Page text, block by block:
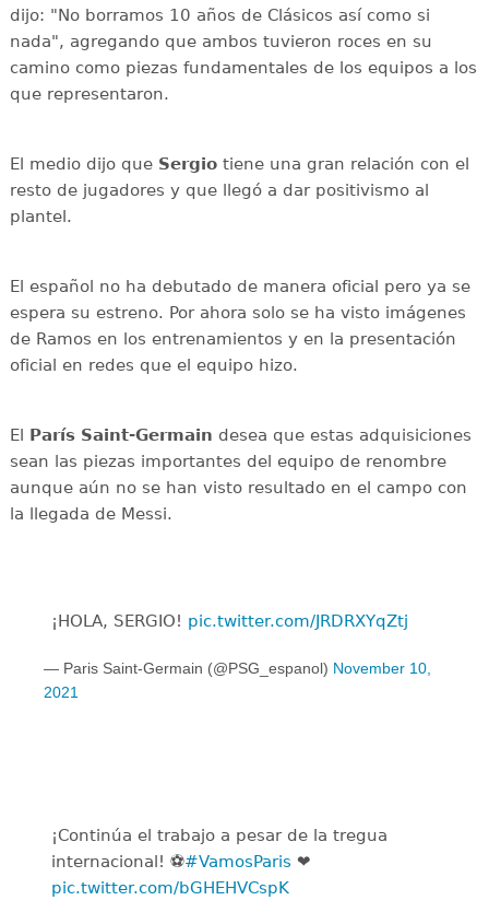
dijo: "No borramos 10 años de Clásicos así como si
nada", agregando que ambos tuvieron roces en su
camino como piezas fundamentales de los equipos a los
que representaron.
El medio dijo queSergiotiene una gran relación con el
resto de jugadores y que llegó a dar positivismo al
plantel.
El español no ha debutado de manera oficial pero ya se
espera su estreno. Por ahora solo se ha visto imágenes
de Ramos en los entrenamientos y en la presentación
oficial en redes que el equipo hizo.
El París Saint-Germain desea que estas adquisiciones
sean las piezas importantes del equipo de renombre
aunque aún no se han visto resultado en el campo con
la llegada de Messi.
¡HOLA, SERGIO! pic.twitter.com/JRDRXYqZtj
— Paris Saint-Germain (@PSG_espanol) November 10,
2021
¡Continúa el trabajo a pesar de la tregua
internacional! ⚽️#VamosParis ❤️
pic.twitter.com/bGHEHVCspK